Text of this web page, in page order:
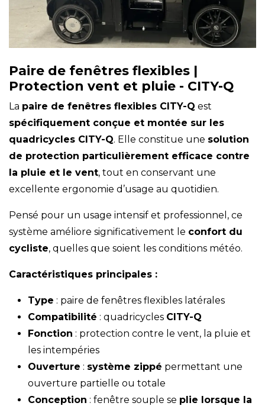
Paire de fenêtres flexibles |
Protection vent et pluie - CITY-Q
La paire de fenêtres flexibles CITY-Q est
spécifiquement conçue et montée sur les
quadricycles CITY-Q. Elle constitue une solution
de protection particulièrement efficace contre
la pluie et le vent, tout en conservant une
excellente ergonomie d’usage au quotidien.
Pensé pour un usage intensif et professionnel, ce
système améliore significativement le confort du
cycliste, quelles que soient les conditions météo.
Caractéristiques principales :
Type : paire de fenêtres flexibles latérales
Compatibilité : quadricycles CITY-Q
Fonction : protection contre le vent, la pluie et
les intempéries
Ouverture : système zippé permettant une
ouverture partielle ou totale
Conception : fenêtre souple se plie lorsque la